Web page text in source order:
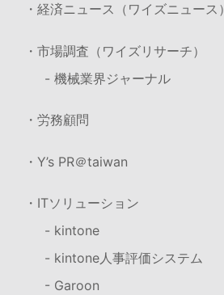
・経済ニュース（ワイズニュース）
・市場調査（ワイズリサーチ）
- 機械業界ジャーナル
・労務顧問
・Y’s PR＠taiwan
・ITソリューション
- kintone
- kintone人事評価システム
- Garoon